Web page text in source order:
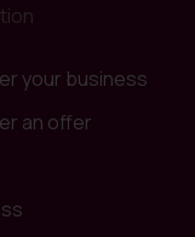
your business
an offer